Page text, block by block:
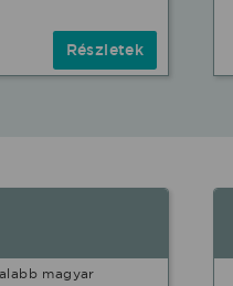
Részletek
magyar